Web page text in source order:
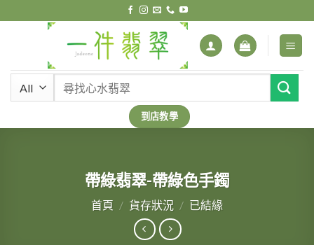
to
鍵
到店教學
帶綠翡翠-帶綠色手鐲
首頁 / 貨存狀況 / 已結緣